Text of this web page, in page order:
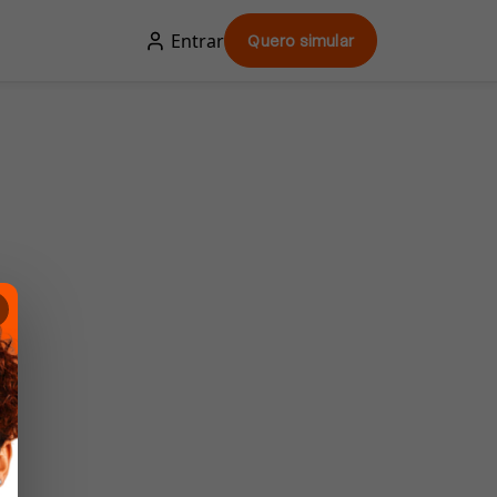
Entrar Quero simular